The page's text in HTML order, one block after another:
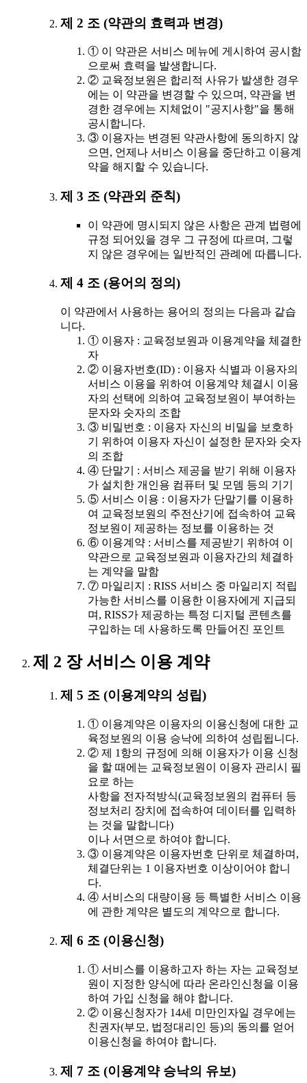
제 2 조 (약관의 효력과 변경)
① 이 약관은 서비스 메뉴에 게시하여 공시함
으로써 효력을 발생합니다.
② 교육정보원은 합리적 사유가 발생한 경우
에는 이 약관을 변경할 수 있으며, 약관을 변
경한 경우에는 지체없이 "공지사항"을 통해
공시합니다.
③ 이용자는 변경된 약관사항에 동의하지 않
으면, 언제나 서비스 이용을 중단하고 이용계
약을 해지할 수 있습니다.
제 3 조 (약관외 준칙)
이 약관에 명시되지 않은 사항은 관계 법령에
규정 되어있을 경우 그 규정에 따르며, 그렇
지 않은 경우에는 일반적인 관례에 따릅니다.
제 4 조 (용어의 정의)
이 약관에서 사용하는 용어의 정의는 다음과 같습
니다.
① 이용자 : 교육정보원과 이용계약을 체결한
자
② 이용자번호(ID) : 이용자 식별과 이용자의
서비스 이용을 위하여 이용계약 체결시 이용
자의 선택에 의하여 교육정보원이 부여하는
문자와 숫자의 조합
③ 비밀번호 : 이용자 자신의 비밀을 보호하
기 위하여 이용자 자신이 설정한 문자와 숫자
의 조합
④ 단말기 : 서비스 제공을 받기 위해 이용자
가 설치한 개인용 컴퓨터 및 모뎀 등의 기기
⑤ 서비스 이용 : 이용자가 단말기를 이용하
여 교육정보원의 주전산기에 접속하여 교육
정보원이 제공하는 정보를 이용하는 것
⑥ 이용계약 : 서비스를 제공받기 위하여 이
약관으로 교육정보원과 이용자간의 체결하
는 계약을 말함
⑦ 마일리지 : RISS 서비스 중 마일리지 적립
가능한 서비스를 이용한 이용자에게 지급되
며, RISS가 제공하는 특정 디지털 콘텐츠를
구입하는 데 사용하도록 만들어진 포인트
제 2 장 서비스 이용 계약
제 5 조 (이용계약의 성립)
① 이용계약은 이용자의 이용신청에 대한 교
육정보원의 이용 승낙에 의하여 성립됩니다.
② 제 1항의 규정에 의해 이용자가 이용 신청
을 할 때에는 교육정보원이 이용자 관리시 필
요로 하는
사항을 전자적방식(교육정보원의 컴퓨터 등
정보처리 장치에 접속하여 데이터를 입력하
는 것을 말합니다)
이나 서면으로 하여야 합니다.
③ 이용계약은 이용자번호 단위로 체결하며,
체결단위는 1 이용자번호 이상이어야 합니
다.
④ 서비스의 대량이용 등 특별한 서비스 이용
에 관한 계약은 별도의 계약으로 합니다.
제 6 조 (이용신청)
① 서비스를 이용하고자 하는 자는 교육정보
원이 지정한 양식에 따라 온라인신청을 이용
하여 가입 신청을 해야 합니다.
② 이용신청자가 14세 미만인자일 경우에는
친권자(부모, 법정대리인 등)의 동의를 얻어
이용신청을 하여야 합니다.
제 7 조 (이용계약 승낙의 유보)